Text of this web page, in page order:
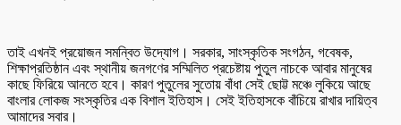
তাই এখনই প্রয়োজন সমন্বিত উদ্যোগ। সরকার, সাংস্কৃতিক সংগঠন, গবেষক,
শিক্ষাপ্রতিষ্ঠান এবং স্থানীয় জনগণের সম্মিলিত প্রচেষ্টায় পুতুল নাচকে আবার মানুষের
কাছে ফিরিয়ে আনতে হবে। কারণ পুতুলের সুতোয় বাঁধা সেই ছোট্ট মঞ্চে লুকিয়ে আছে
বাংলার লোকজ সংস্কৃতির এক বিশাল ইতিহাস। সেই ইতিহাসকে বাঁচিয়ে রাখার দায়িত্ব
আমাদের সবার।